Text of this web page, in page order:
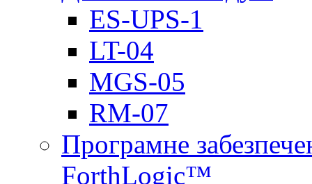
ES-UPS-1
LT-04
МGS-05
RM-07
Програмне
ForthLogic™